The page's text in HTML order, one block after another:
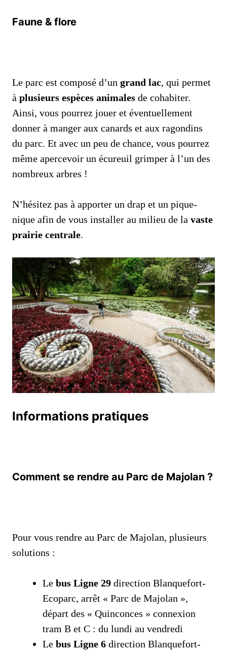
Faune & flore
Le parc est composé d’un grand lac, qui permet
à plusieurs espèces animales de cohabiter.
Ainsi, vous pourrez jouer et éventuellement
donner à manger aux canards et aux ragondins
du parc. Et avec un peu de chance, vous pourrez
même apercevoir un écureuil grimper à l’un des
nombreux arbres !
N’hésitez pas à apporter un drap et un pique-
nique afin de vous installer au milieu de la vaste
prairie centrale.
Informations pratiques
Comment se rendre au Parc de Majolan ?
Pour vous rendre au Parc de Majolan, plusieurs
solutions :
Le bus Ligne 29 direction Blanquefort-
Ecoparc, arrêt « Parc de Majolan »,
départ des « Quinconces » connexion
tram B et C : du lundi au vendredi
Le bus Ligne 6 direction Blanquefort-